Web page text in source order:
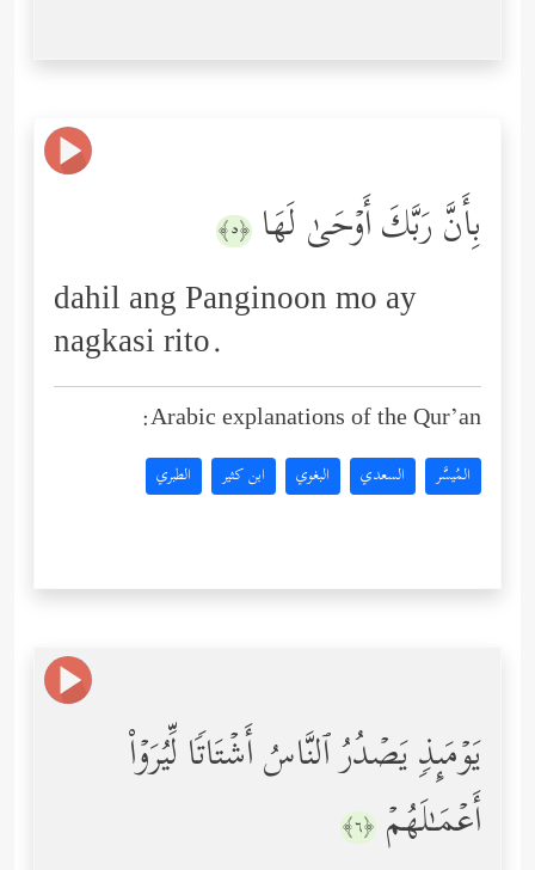
بِأَنَّ رَبَّكَ أَوۡحَىٰ لَهَا ﴿٥﴾
dahil ang Panginoon mo ay
nagkasi rito.
Arabic explanations of the Qur’an:
المُيسَّر السعدي البغوي ابن كثير الطبري
یَوۡمَىِٕذࣲ یَصۡدُرُ ٱلنَّاسُ أَشۡتَاتࣰا لِّیُرَوۡاْ
أَعۡمَـٰلَهُمۡ ﴿٦﴾